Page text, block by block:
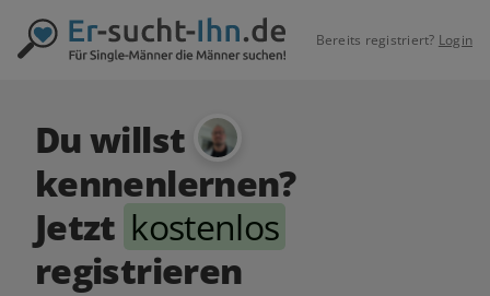
Bereits registriert? Login
Du willst
kennenlernen?
Jetzt kostenlos
registrieren